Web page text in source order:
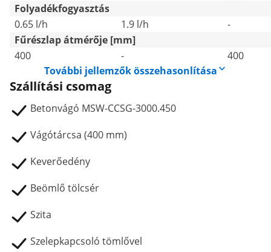
Folyadékfogyasztás
0.65 l/h
1.9 l/h
-
Fűrészlap átmérője [mm]
400
-
400
További jellemzők összehasonlítása
Szállítási csomag
Betonvágó MSW-CCSG-3000.450
Vágótárcsa (400 mm)
Keverőedény
Beömlő tölcsér
Szita
Szelepkapcsoló tömlővel